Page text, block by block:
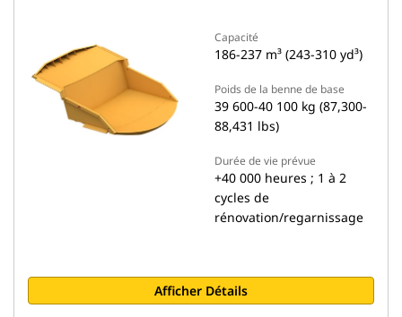
Capacité
186-237 m³ (243-310 yd³)
Poids de la benne de base
39 600-40 100 kg (87,300-
88,431 lbs)
Durée de vie prévue
+40 000 heures ; 1 à 2
cycles de
rénovation/regarnissage
Afficher Détails